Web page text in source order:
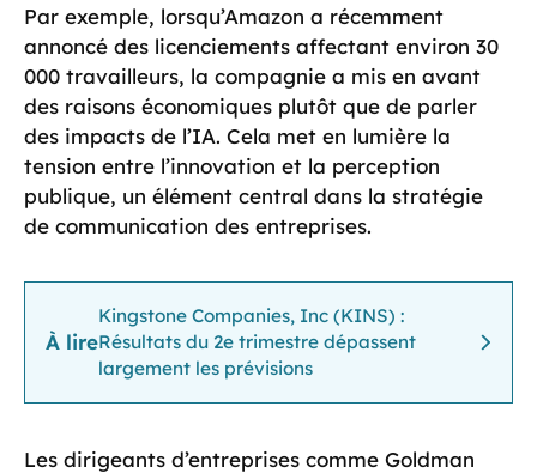
Par exemple, lorsqu’Amazon a récemment
annoncé des licenciements affectant environ 30
000 travailleurs, la compagnie a mis en avant
des raisons économiques plutôt que de parler
des impacts de l’IA. Cela met en lumière la
tension entre l’innovation et la perception
publique, un élément central dans la stratégie
de communication des entreprises.
À lire
Kingstone Companies, Inc (KINS) :
Résultats du 2e trimestre dépassent
largement les prévisions
Les dirigeants d’entreprises comme Goldman